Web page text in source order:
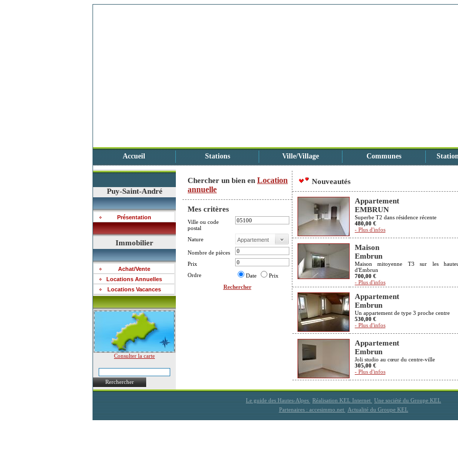
Accueil Stations Ville/Village Communes
Puy-Saint-André
Présentation
Immobilier
Achat/Vente
Locations Annuelles
Locations Vacances
Consulter la carte
Rerchercher
Chercher un bien en Location
annuelle
Mes critères
Ville ou code
postal
Nature
Nombre de pièces
Prix
Ordre
Date
Prix
Rechercher
Nouveautés
Appartement
EMBRUN
Superbe T2 dans résidence récente
480,00 €
- Plus d'infos
Maison
Embrun
Maison mitoyenne T3 sur les
d'Embrun
700,00 €
- Plus d'infos
Appartement
Embrun
Un appartement de type 3 proche centre
530,00 €
- Plus d'infos
Appartement
Embrun
Joli studio au cœur du centre-ville
305,00 €
- Plus d'infos
Le guide des Hautes-Alpes Réalisation KEL Internet Une société du Groupe KEL
Partenaires : accesimmo.net
Actualité du Groupe KEL